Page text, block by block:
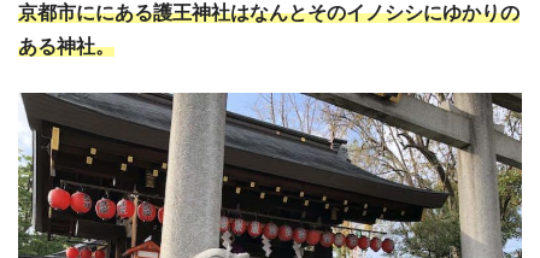
京都市ににある護王神社はなんとそのイノシシにゆかりの
ある神社。